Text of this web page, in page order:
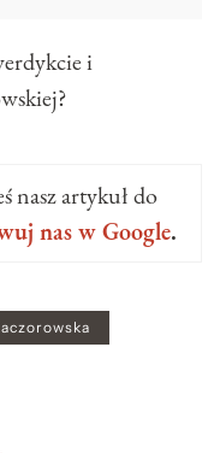
i
nasz artykuł do
nas w Google.